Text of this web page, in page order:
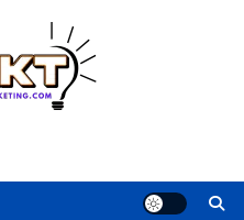
| Vivendo